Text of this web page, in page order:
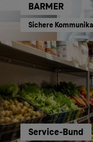
BARMER
Sichere
Service-Bund